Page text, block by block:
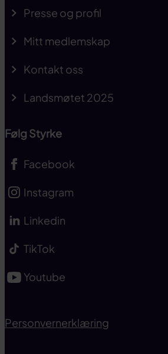
Presse og profil
Mitt medlemskap
Kontakt oss
Landsmøtet 2025
Følg Styrke
Facebook
Instagram
Linkedin
TikTok
Youtube
Personvernerklæring